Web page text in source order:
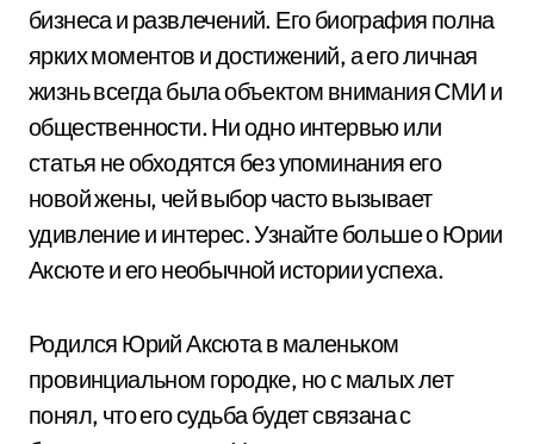
бизнеса и развлечений. Его биография полна
ярких моментов и достижений, а его личная
жизнь всегда была объектом внимания СМИ и
общественности. Ни одно интервью или
статья не обходятся без упоминания его
новой жены, чей выбор часто вызывает
удивление и интерес. Узнайте больше о Юрии
Аксюте и его необычной истории успеха.
Родился Юрий Аксюта в маленьком
провинциальном городке, но с малых лет
понял, что его судьба будет связана с